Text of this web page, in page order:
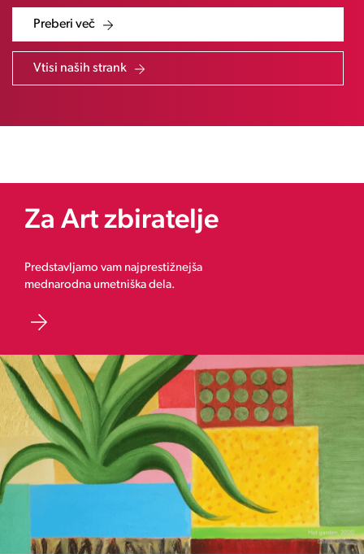
Preberi več
Vtisi naših strank
Za Art zbiratelje
Predstavljamo vam najprestižnejša
mednarodna umetniška dela.